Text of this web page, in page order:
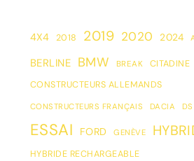
4X4 2018 2019 2020 2024
BERLINE BMW BREAK CITADINE
CONSTRUCTEURS ALLEMANDS
CONSTRUCTEURS FRANÇAIS DACIA DS
ESSAI FORD GENÈVE
HYBRIDE RECHARGEABLE